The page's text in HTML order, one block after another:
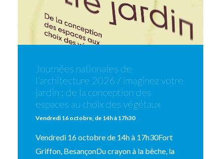
Journées nationales de
l’architecture 2026 / Imaginez votre
jardin : de la conception des
espaces au choix des végétaux
Vendredi 16 octobre, de 14h à 17h30
Vendredi 16 octobre de 14h à 17h30Fort
Griffon, BesançonDu crayon à la bêche, la